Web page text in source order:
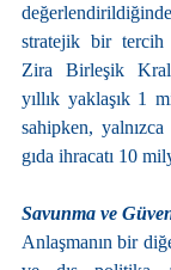
stratejik bir tercih
Zira Birleşik
yıllık yaklaşık 1
sahipken,
gıda ihracatı 10
Savunma ve
Anlaşmanın bir